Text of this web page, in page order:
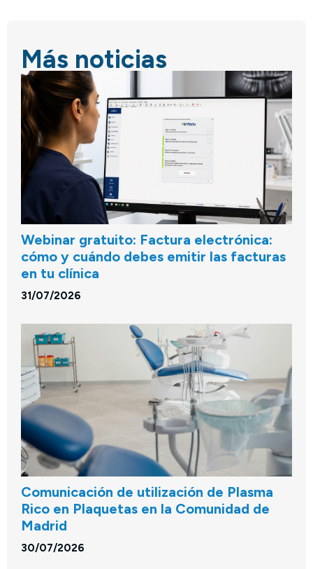
Más noticias
Webinar gratuito: Factura electrónica:
cómo y cuándo debes emitir las facturas
en tu clínica
31/07/2026
Comunicación de utilización de Plasma
Rico en Plaquetas en la Comunidad de
Madrid
30/07/2026